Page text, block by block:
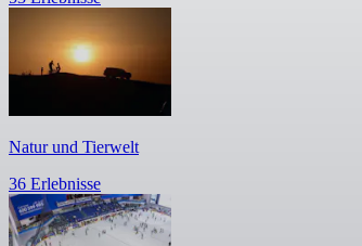
Natur und Tierwelt
36 Erlebnisse